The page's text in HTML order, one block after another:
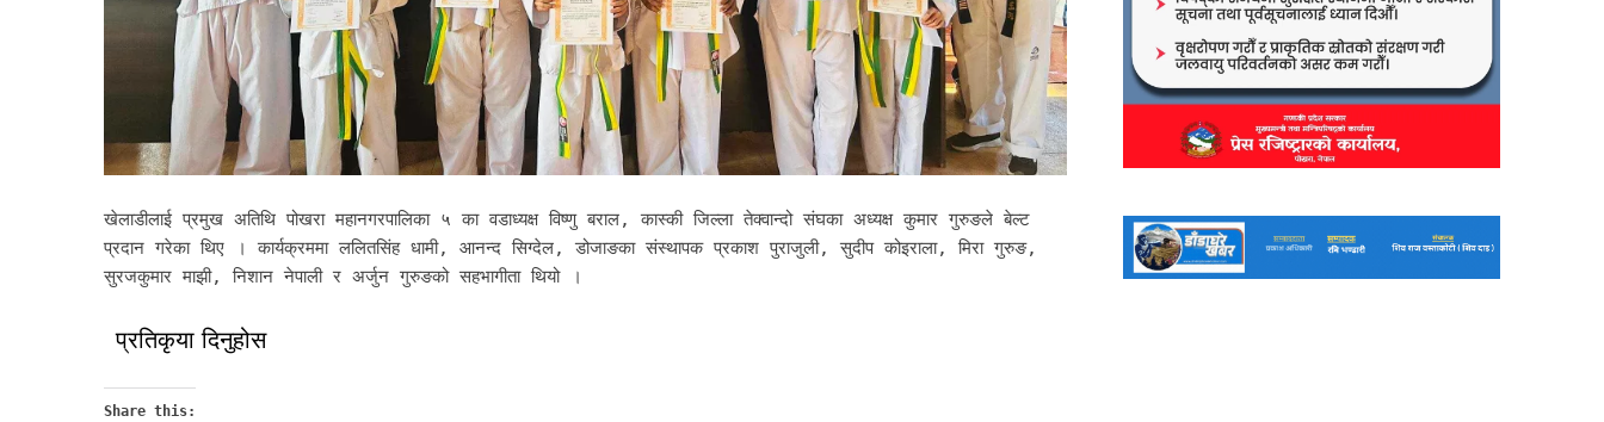
खेलाडीलाई प्रमुख अतिथि पोखरा महानगरपालिका ५ का वडाध्यक्ष विष्णु बराल, कास्की जिल्ला तेक्वान्दो संघका अध्यक्ष कुमार गुरुङले बेल्ट
प्रदान गरेका थिए । कार्यक्रममा ललितसिंह धामी, आनन्द सिग्देल, डोजाङका संस्थापक प्रकाश पुराजुली, सुदीप कोइराला, मिरा गुरुङ,
सुरजकुमार माझी, निशान नेपाली र अर्जुन गुरुङको सहभागीता थियो ।
प्रतिकृया दिनुहोस
Share this: